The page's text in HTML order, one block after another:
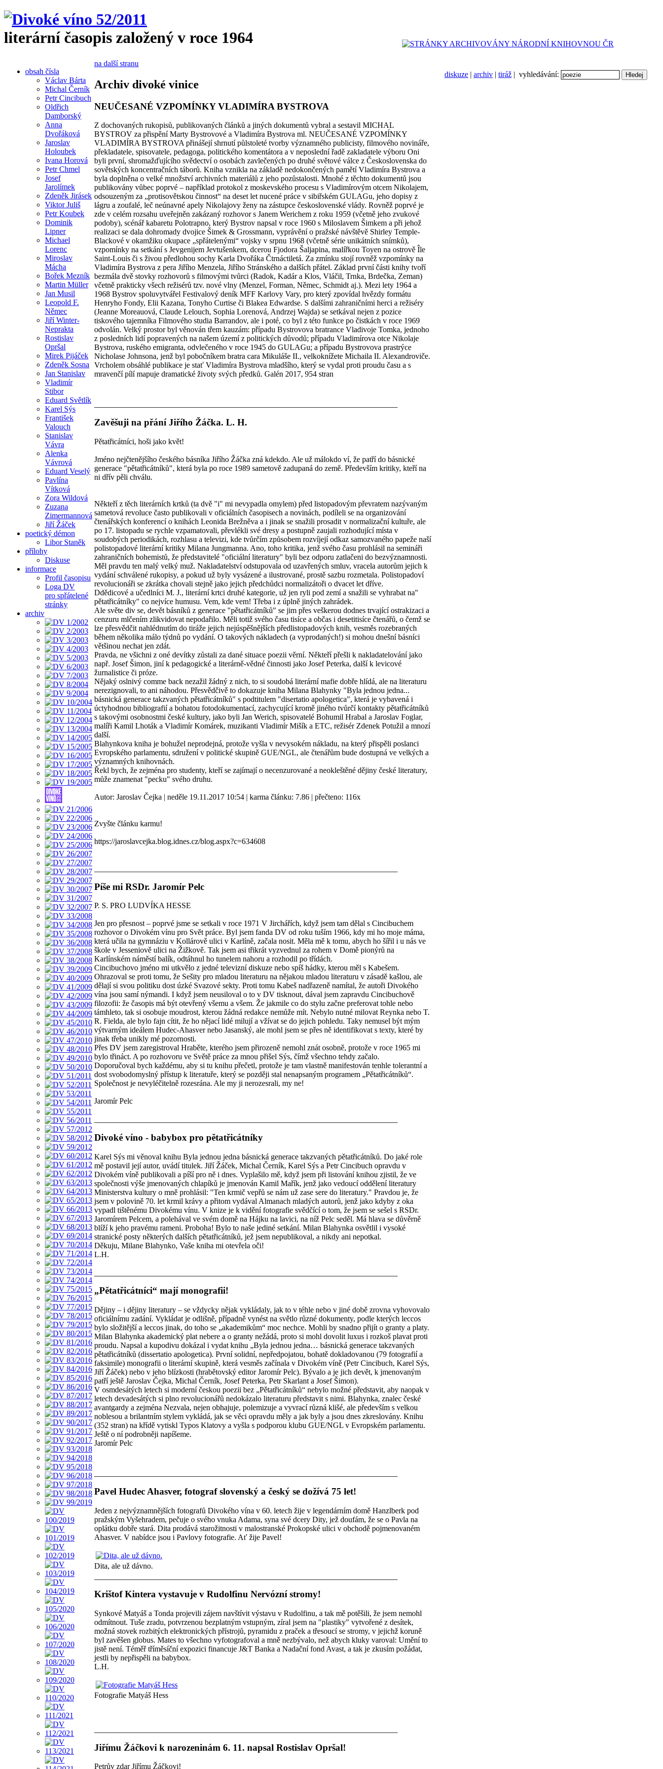
literární časopis založený v roce 1964
diskuze | archiv | tiráž | vyhledávání:
obsah čísla
Václav Bárta
Michal Černík
Petr Cincibuch
Oldřich
Damborský
Anna
Dvořáková
Jaroslav
Holoubek
Ivana Horová
Petr Chmel
Josef
Jarolímek
Zdeněk Jirásek
Viktor Juliš
Petr Koubek
Dominik
Lipner
Michael
Lorenc
Miroslav
Mácha
Bořek Mezník
Martin Müller
Jan Musil
Leopold F.
Němec
Jiří Winter-
Neprakta
Rostislav
Opršal
Mirek Pijáček
Zdeněk Sosna
Jan Stanislav
Vladimír
Stibor
Eduard Světlík
Karel Sýs
František
Valouch
Stanislav
Vávra
Alenka
Vávrová
Eduard Veselý
Pavlína
Vítková
Zora Wildová
Zuzana
Zimermannová
Jiří Žáček
poetický démon
Libor Staněk
přílohy
Diskuse
informace
Profil časopisu
Loga DV
pro spřátelené
stránky
archiv
na další stranu
Archiv divoké vinice
NEUČESANÉ VZPOMÍNKY VLADIMÍRA BYSTROVA
Z dochovaných rukopisů, publikovaných článků a jiných dokumentů vybral a sestavil MICHAL
BYSTROV za přispění Marty Bystrovové a Vladimíra Bystrova ml. NEUČESANÉ VZPOMÍNKY
VLADIMÍRA BYSTROVA přinášejí shrnutí půlstoleté tvorby významného publicisty, filmového novináře,
překladatele, spisovatele, pedagoga, politického komentátora a v neposlední řadě zakladatele výboru Oni
byli první, shromažďujícího svědectví o osobách zavlečených po druhé světové válce z Československa do
sovětských koncentračních táborů. Kniha vznikla na základě nedokončených pamětí Vladimíra Bystrova a
byla doplněna o velké množství archivních materiálů z jeho pozůstalosti. Mnohé z těchto dokumentů jsou
publikovány vůbec poprvé – například protokol z moskevského procesu s Vladimírovým otcem Nikolajem,
odsouzeným za „protisovětskou činnost“ na deset let nucené práce v sibiřském GULAGu, jeho dopisy z
lágru a zoufalé, leč neúnavné apely Nikolajovy ženy na zástupce československé vlády. Rovněž poprvé je
zde v celém rozsahu uveřejněn zakázaný rozhovor s Janem Werichem z roku 1959 (včetně jeho zvukové
podoby), scénář kabaretu Polotrapno, který Bystrov napsal v roce 1960 s Miloslavem Šimkem a při jehož
realizaci se dala dohromady dvojice Šimek & Grossmann, vyprávění o pražské návštěvě Shirley Temple-
Blackové v okamžiku okupace „spřátelenými“ vojsky v srpnu 1968 (včetně série unikátních snímků),
vzpomínky na setkání s Jevgenijem Jevtušenkem, dcerou Fjodora Šaljapina, malířkou Toyen na ostrově Île
Saint-Louis či s živou předlohou sochy Karla Dvořáka Čtrnáctiletá. Za zmínku stojí rovněž vzpomínky na
Vladimíra Bystrova z pera Jiřího Menzela, Jiřího Stránského a dalších přátel. Základ první části knihy tvoří
bezmála dvě stovky rozhovorů s filmovými tvůrci (Radok, Kadár a Klos, Vláčil, Trnka, Brdečka, Zeman)
včetně prakticky všech režisérů tzv. nové vlny (Menzel, Forman, Němec, Schmidt aj.). Mezi lety 1964 a
1968 Bystrov spoluvytvářel Festivalový deník MFF Karlovy Vary, pro který zpovídal hvězdy formátu
Henryho Fondy, Elii Kazana, Tonyho Curtise či Blakea Edwardse. S dalšími zahraničními herci a režiséry
(Jeanne Moreauová, Claude Lelouch, Sophia Lorenová, Andrzej Wajda) se setkával nejen z pozice
tiskového tajemníka Filmového studia Barrandov, ale i poté, co byl z této funkce po čistkách v roce 1969
odvolán. Velký prostor byl věnován třem kauzám: případu Bystrovova bratrance Vladivoje Tomka, jednoho
z posledních lidí popravených na našem území z politických důvodů; případu Vladimírova otce Nikolaje
Bystrova, ruského emigranta, odvlečeného v roce 1945 do GULAGu; a případu Bystrovova prastrýce
Nicholase Johnsona, jenž byl pobočníkem bratra cara Mikuláše II., velkoknížete Michaila II. Alexandroviče.
Vrcholem obsáhlé publikace je stať Vladimíra Bystrova mladšího, který se vydal proti proudu času a s
mravenčí pílí mapuje dramatické životy svých předků. Galén 2017, 954 stran
Zavěšuji na přání Jiřího Žáčka. L. H.
Pětatřicátníci, hoši jako květ!
Jméno nejčtenějšího českého básníka Jiřího Žáčka zná kdekdo. Ale už málokdo ví, že patří do básnické
generace "pětatřicátníků", která byla po roce 1989 sametově zadupaná do země. Především kritiky, kteří na
ni dřív pěli chválu.
Někteří z těch literárních krtků (ta dvě "i" mi nevypadla omylem) před listopadovým převratem nazývaným
sametová revoluce často publikovali v oficiálních časopisech a novinách, podíleli se na organizování
čtenářských konferencí o knihách Leonida Brežněva a i jinak se snažili prosadit v normalizační kultuře, ale
po 17. listopadu se rychle vzpamatovali, převlékli své dresy a postupně zaujali rozhodující místa v
soudobých periodikách, rozhlasu a televizi, kde tvůrčím způsobem rozvíjejí odkaz samozvaného papeže naší
polistopadové literární kritiky Milana Jungmanna. Ano, toho kritika, jenž svého času prohlásil na semináři
zahraničních bohemistů, že představitelé "oficiální literatury" byli bez odporu zatlačeni do bezvýznamnosti.
Měl pravdu ten malý velký muž. Nakladatelství odstupovala od uzavřených smluv, vracela autorům jejich k
vydání schválené rukopisy, a pokud už byly vysázené a ilustrované, prostě sazbu rozmetala. Polistopadoví
revolucionáři se zkrátka chovali stejně jako jejich předchůdci normalizátoři o dvacet let dříve.
Ddědicové a učedlníci M. J., literární krtci druhé kategorie, už jen ryli pod zemí a snažili se vyhrabat na"
pětatřicátníky" co nejvíce humusu. Vem, kde vem! Třeba i z úplně jiných zahrádek.
Ale světe div se, devět básníků z generace "pětatřicátníků" se jim přes veškerou dodnes trvající ostrakizaci a
cenzuru mlčením zlikvidovat nepodařilo. Měli totiž svého času tisíce a občas i desetitisíce čtenářů, o čemž se
lze přesvědčit nahlédnutím do tiráže jejich nejúspěšnějších předlistopadových knih, vesměs rozebraných
během několika málo týdnů po vydání. O takových nákladech (a vyprodaných!) si mohou dnešní básníci
většinou nechat jen zdát.
Pravda, ne všichni z oné devítky zůstali za dané situace poezii věrní. Někteří přešli k nakladatelování jako
např. Josef Šimon, jiní k pedagogické a literárně-vědné činnosti jako Josef Peterka, další k levicové
žurnalistice či próze.
Nějaký oslnivý comme back nezažil žádný z nich, to si soudobá literární mafie dobře hlídá, ale na literaturu
nerezignovali, to ani náhodou. Přesvědčivě to dokazuje kniha Milana Blahynky "Byla jednou jedna...
básnická generace takzvaných pětatřicátníků" s podtitulem "disertatio apologetica", která je vybavená i
úctyhodnou bibliografií a bohatou fotodokumentací, zachycující kromě jiného tvůrčí kontakty pětatřicátníků
s takovými osobnostmi české kultury, jako byli Jan Werich, spisovatelé Bohumil Hrabal a Jaroslav Foglar,
malíři Kamil Lhoták a Vladimír Komárek, muzikanti Vladimír Mišík a ETC, režisér Zdenek Potužil a mnozí
další.
Blahynkova kniha je bohužel neprodejná, protože vyšla v nevysokém nákladu, na který přispěli poslanci
Evropského parlamentu, sdružení v politické skupině GUE/NGL, ale čtenářům bude dostupná ve velkých a
významných knihovnách.
Řekl bych, že zejména pro studenty, kteří se zajímají o necenzurované a neokleštěné dějiny české literatury,
může znamenat "pecku" svého druhu.
Autor: Jaroslav Čejka | neděle 19.11.2017 10:54 | karma článku: 7.86 | přečteno: 116x
Zvyšte článku karmu!
https://jaroslavcejka.blog.idnes.cz/blog.aspx?c=634608
Píše mi RSDr. Jaromír Pelc
P. S. PRO LUDVÍKA HESSE
Jen pro přesnost – poprvé jsme se setkali v roce 1971 V Jirchářích, když jsem tam dělal s Cincibuchem
rozhovor o Divokém vínu pro Svět práce. Byl jsem fanda DV od roku tuším 1966, kdy mi ho moje máma,
která učila na gymnáziu v Kollárově ulici v Karlíně, začala nosit. Měla mě k tomu, abych ho šířil i u nás ve
škole v Jesseniově ulici na Žižkově. Tak jsem asi třikrát vyzvednul za rohem v Domě pionýrů na
Karlínském náměstí balík, odtáhnul ho tunelem nahoru a rozhodil po třídách.
Cincibuchovo jméno mi utkvělo z jedné televizní diskuze nebo spíš hádky, kterou měl s Kabešem.
Ohrazoval se proti tomu, že Sešity pro mladou literaturu na nějakou mladou literaturu v zásadě kašlou, ale
dělají si svou politiku dost úzké Svazové sekty. Proti tomu Kabeš nadřazeně namítal, že autoři Divokého
vína jsou samí nýmandi. I když jsem neusiloval o to v DV tisknout, dával jsem zapravdu Cincibuchově
filozofii: že časopis má být otevřený všemu a všem. Že jakmile co do stylu začne preferovat tohle nebo
támhleto, tak si osobuje moudrost, kterou žádná redakce nemůže mít. Nebylo nutné milovat Reynka nebo T.
R. Fielda, ale bylo fajn cítit, že ho nějací lidé milují a vžívat se do jejich pohledu. Taky nemusel být mým
výtvarným ideálem Hudec-Ahasver nebo Jasanský, ale mohl jsem se přes ně identifikovat s texty, které by
jinak třeba unikly mé pozornosti.
Přes DV jsem zaregistroval Hraběte, kterého jsem přirozeně nemohl znát osobně, protože v roce 1965 mi
bylo třináct. A po rozhovoru ve Světě práce za mnou přišel Sýs, čímž všechno tehdy začalo.
Doporučoval bych každému, aby si tu knihu přečetl, protože je tam vlastně manifestován tenhle tolerantní a
dost svobodomyslný přístup k literatuře, který se později stal nenapsaným programem „Pětatřicátníků“.
Společnost je nevyléčitelně rozesrána. Ale my ji nerozesrali, my ne!
Jaromír Pelc
Divoké víno - babybox pro pětatřicátníky
Karel Sýs mi věnoval knihu Byla jednou jedna básnická generace takzvaných pětatřicátníků. Do jaké role
mě postavil její autor, uvádí titulek. Jiří Žáček, Michal Černík, Karel Sýs a Petr Cincibuch opravdu v
Divokém víně publikovali a píší pro ně i dnes. Vyplašilo mě, když jsem při listování knihou zjistil, že ve
společnosti výše jmenovaných chlapíků je jmenován Kamil Mařík, jenž jako vedoucí oddělení literatury
Ministerstva kultury o mně prohlásil: "Ten krmič vepřů se nám už zase sere do literatury." Pravdou je, že
jsem v polovině 70. let krmil krávy a přitom vydával Almanach mladých autorů, jenž jako kdyby z oka
vypadl tištěnému Divokému vínu. V knize je k vidění fotografie svědčící o tom, že jsem se sešel s RSDr.
Jaromírem Pelcem, a polehával ve svém domě na Hájku na lavici, na níž Pelc seděl. Má hlava se důvěrně
blíží k jeho pravému rameni. Proboha! Bylo to naše jediné setkání. Milan Blahynka osvětlil i vysoké
stranické posty některých dalších pětatřicátníků, jež jsem nepublikoval, a nikdy ani nepotkal.
Děkuju, Milane Blahynko, Vaše kniha mi otevřela oči!
L.H.
„Pětatřicátníci“ mají monografii!
Dějiny – i dějiny literatury – se vždycky nějak vykládaly, jak to v téhle nebo v jiné době zrovna vyhovovalo
oficiálnímu zadání. Vykládat je odlišně, případně vynést na světlo různé dokumenty, podle kterých leccos
bylo složitější a leccos jinak, do toho se „akademikům“ moc nechce. Mohli by snadno přijít o granty a platy.
Milan Blahynka akademický plat nebere a o granty nežádá, proto si mohl dovolit luxus i rozkoš plavat proti
proudu. Napsal a kupodivu dokázal i vydat knihu „Byla jednou jedna… básnická generace takzvaných
pětatřicátníků (dissertatio apologetica). První solidní, nepředpojatou, bohatě dokladovanou (79 fotografií a
faksimile) monografii o literární skupině, která vesměs začínala v Divokém víně (Petr Cincibuch, Karel Sýs,
Jiří Žáček) nebo v jeho blízkosti (hrabětovský editor Jaromír Pelc). Bývalo a je jich devět, k jmenovaným
patří ještě Jaroslav Čejka, Michal Černík, Josef Peterka, Petr Skarlant a Josef Šimon).
V osmdesátých letech si moderní českou poezii bez „Pětatřicátníků“ nebylo možné představit, aby naopak v
letech devadesátých si plno revolucionářů nedokázalo literaturu představit s nimi. Blahynka, znalec české
avantgardy a zejména Nezvala, nejen obhajuje, polemizuje a vyvrací různá klišé, ale především s velkou
noblesou a brilantním stylem vykládá, jak se věci opravdu měly a jak byly a jsou dnes zkreslovány. Knihu
(352 stran) na křídě vytiskl Typos Klatovy a vyšla s podporou klubu GUE/NGL v Evropském parlamentu.
Ještě o ní podrobněji napíšeme.
Jaromír Pelc
Pavel Hudec Ahasver, fotograf slovenský a český se dožívá 75 let!
Jeden z nejvýznamnějších fotografů Divokého vína v 60. letech žije v legendárním domě Hanzlberk pod
pražským Vyšehradem, pečuje o svého vnuka Adama, syna své dcery Dity, jež doufám, že se o Pavla na
oplátku dobře stará. Dita prodává starožitnosti v malostranské Prokopské ulici v obchodě pojmenovaném
Ahasver. V nabídce jsou i Pavlovy fotografie. Ať žije Pavel!
Dita, ale už dávno.
Krištof Kintera vystavuje v Rudolfinu Nervózní stromy!
Synkové Matyáš a Tonda projevili zájem navštívit výstavu v Rudolfinu, a tak mě potěšili, že jsem nemohl
odmítnout. Tuše zradu, potvrzenou bezplatným vstupným, zíral jsem na "plastiky" vytvořené z desítek,
možná stovek rozbitých elektronických přístrojů, pyramidu z praček a třesoucí se stromy, v jejichž koruně
byl zavěšen globus. Mates to všechno vyfotografoval a mně nezbývalo, než abych kluky varoval: Umění to
jistě není. Téměř tříměsíční expozici financuje J&T Banka a Nadační fond Avast, a tak je zkusím požádat,
jestli by nepřispěli na babybox.
L.H.
Fotografie Matyáš Hess
Jiřímu Žáčkovi k narozeninám 6. 11. napsal Rostislav Opršal!
Petrův zdar Jiřímu Žáčkovi!